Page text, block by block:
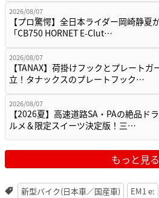
2026/08/07
【プロ驚愕】全日本ライダー岡崎静夏
「CB750 HORNET E-Clut…
2026/08/07
【TANAX】荷掛けフックとプレートガ
立！タナックスのプレートフック…
2026/08/07
【2026夏】高速道路SA・PAの絶品ド
ルメ＆限定スイーツ決定版！三…
もっと見る
新型バイク(日本車／国産車) EM1 e: